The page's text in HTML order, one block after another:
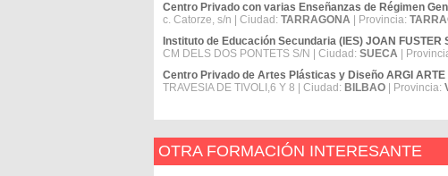
Centro Privado con varias Enseñanzas de Régimen
c. Catorze, s/n | Ciudad: TARRAGONA | Provincia:
Instituto de Educación Secundaria (IES) JOAN FUSTER
CM DELS DOS PONTETS S/N | Ciudad: SUECA |
Centro Privado de Artes Plásticas y Diseño ARGI ARTE
TRAVESIA DE TIVOLI,6 Y 8 | Ciudad: BILBAO | Provincia:
OTRA FORMACIÓN INTERESANTE